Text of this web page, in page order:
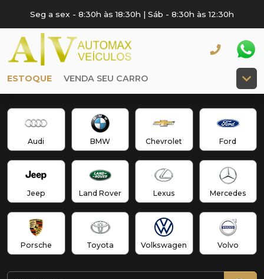
Seg a sex - 8:30h às 18:30h | Sáb - 8:30h às 12:30h
ESTOQUE VENDA SEU CARRO
Audi BMW Chevrolet Ford
Jeep Land Rover Lexus Mercedes
Porsche Toyota Volkswagen Volvo